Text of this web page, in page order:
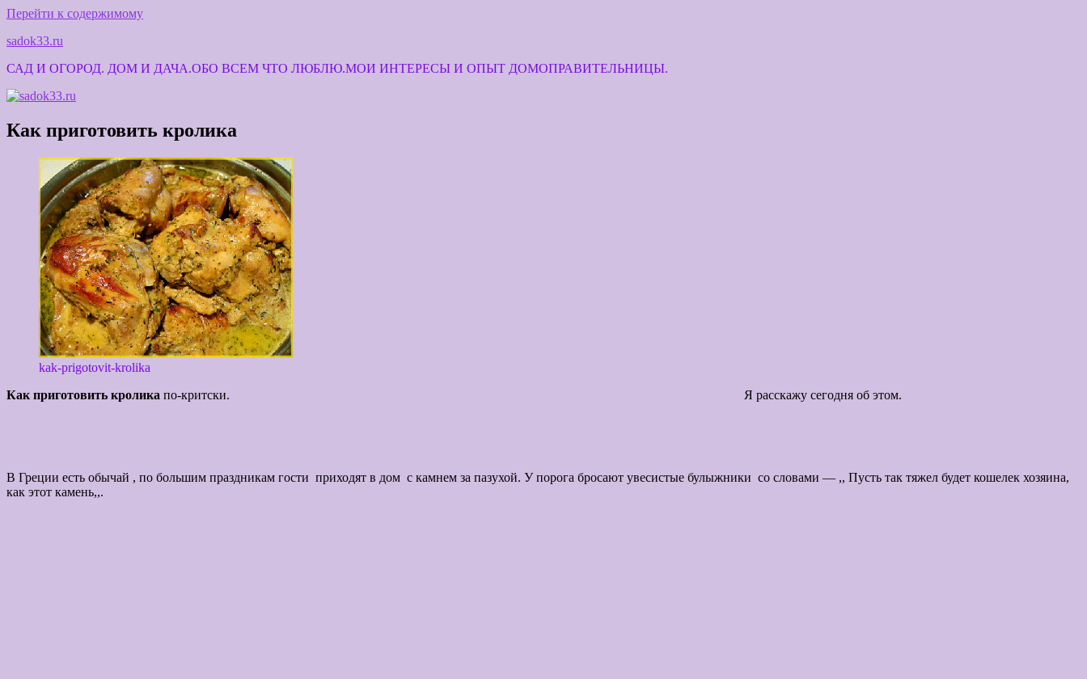
Перейти к содержимому
sadok33.ru
САД И ОГОРОД. ДОМ И ДАЧА.ОБО ВСЕМ ЧТО ЛЮБЛЮ.МОИ ИНТЕРЕСЫ И ОПЫТ ДОМОПРАВИТЕЛЬНИЦЫ.
Как приготовить кролика
kak-prigotovit-krolika
Как приготовить кролика по-критски. Я расскажу сегодня об этом.
В Греции есть обычай , по большим праздникам гости приходят в дом с камнем за пазухой. У порога бросают увесистые булыжники со словами — ,, Пусть так тяжел будет кошелек хозяина,
как этот камень,,.